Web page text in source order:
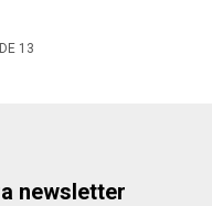
DE 13
newsletter